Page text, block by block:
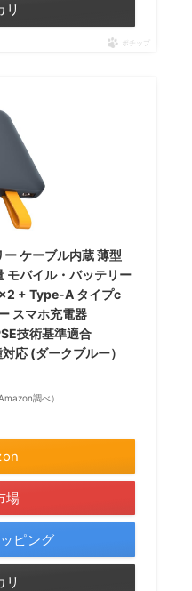
リ
ポチップ
ケーブル内蔵 薄型
バイル・バッテリー
+ Type-A タイプc
スマホ充電器
技術基準適合
応 (ダークブルー）
調べ）
場
ピング
リ